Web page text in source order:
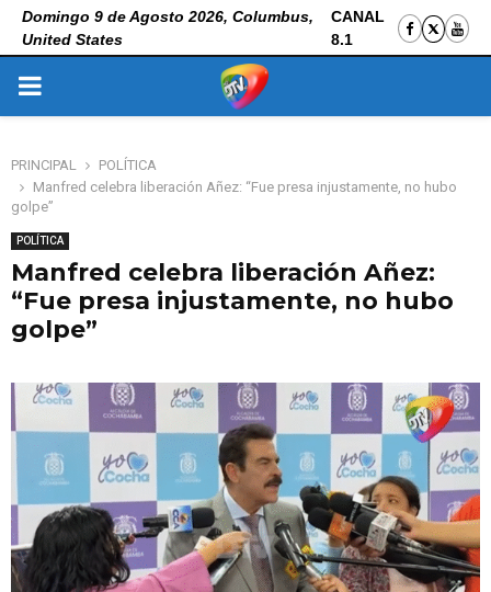
Domingo 9 de Agosto 2026, Columbus,
United States
CANAL
8.1
PRIMARY
PRINCIPAL
POLÍTICA
Manfred celebra liberación Añez: “Fue presa injustamente, no hubo
golpe”
POLÍTICA
Manfred celebra liberación Añez:
“Fue presa injustamente, no hubo
golpe”